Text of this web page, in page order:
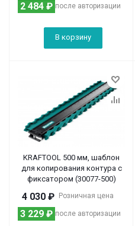
после авторизации
2 484 ₽
В корзину
KRAFTOOL 500 мм, шаблон
для копирования контура с
фиксатором (30077-500)
Розничная цена
4 030 ₽
после авторизации
3 229 ₽